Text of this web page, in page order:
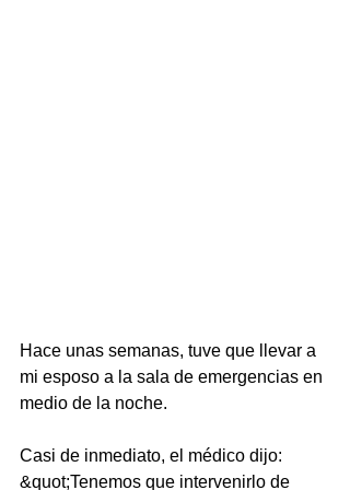
Hace unas semanas, tuve que llevar a
mi esposo a la sala de emergencias en
medio de la noche.
Casi de inmediato, el médico dijo:
&quot;Tenemos que intervenirlo de